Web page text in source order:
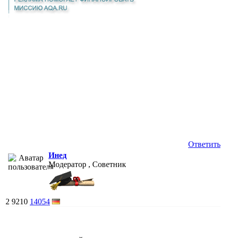
Ответить
Инед
Модератор , Советник
2 9210 14054